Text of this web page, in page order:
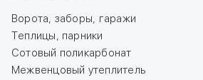
Ворота, заборы, гаражи
Теплицы, парники
Сотовый поликарбонат
Межвенцовый утеплитель